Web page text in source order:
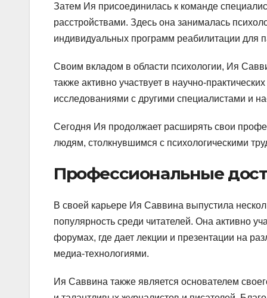
Затем Ия присоединилась к команде
расстройствами. Здесь она занималась
индивидуальных программ реабилитации для
Своим вкладом в области психологии, Ия
также активно участвует в научно-
исследованиями с другими специалистами и
Сегодня Ия продолжает расширять свои
людям, столкнувшимся с психологическими
Профессиональные
В своей карьере Ия Саввина выпустила
популярность среди читателей. Она активно
форумах, где дает лекции и презентации на
медиа-технологиями.
Ия Саввина также является основателем